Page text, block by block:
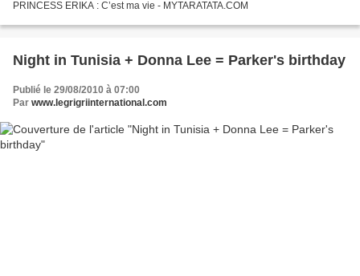
PRINCESS ERIKA : C’est ma vie - MYTARATATA.COM
Night in Tunisia + Donna Lee = Parker's birthday
Publié le 29/08/2010 à 07:00
Par www.legrigriinternational.com